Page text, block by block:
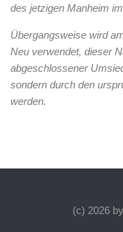
des jetzigen Manheim
Übergangsweise wird
Neu verwendet, dieser
abgeschlossener
sondern durch den
werden.
(c) 2026